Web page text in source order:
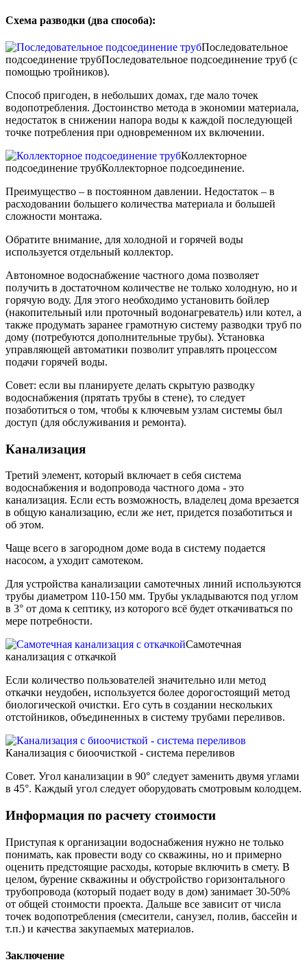
Схема разводки (два способа):
Последовательное
подсоединение трубПоследовательное подсоединение труб (с
помощью тройников).
Способ пригоден, в небольших домах, где мало точек
водопотребления. Достоинство метода в экономии материала,
недостаток в снижении напора воды к каждой последующей
точке потребления при одновременном их включении.
Коллекторное
подсоединение трубКоллекторное подсоединение.
Преимущество – в постоянном давлении. Недостаток – в
расходовании большего количества материала и большей
сложности монтажа.
Обратите внимание, для холодной и горячей воды
используется отдельный коллектор.
Автономное водоснабжение частного дома позволяет
получить в достаточном количестве не только холодную, но и
горячую воду. Для этого необходимо установить бойлер
(накопительный или проточный водонагреватель) или котел, а
также продумать заранее грамотную систему разводки труб по
дому (потребуются дополнительные трубы). Установка
управляющей автоматики позволит управлять процессом
подачи горячей воды.
Совет: если вы планируете делать скрытую разводку
водоснабжения (прятать трубы в стене), то следует
позаботиться о том, чтобы к ключевым узлам системы был
доступ (для обслуживания и ремонта).
Канализация
Третий элемент, который включает в себя система
водоснабжения и водопровода частного дома - это
канализация. Если есть возможность, владелец дома врезается
в общую канализацию, если же нет, придется позаботиться и
об этом.
Чаще всего в загородном доме вода в систему подается
насосом, а уходит самотеком.
Для устройства канализации самотечных линий используются
трубы диаметром 110-150 мм. Трубы укладываются под углом
в 3° от дома к септику, из которого всё будет откачиваться по
мере потребности.
Самотечная
канализация с откачкой
Если количество пользователей значительно или метод
откачки неудобен, используется более дорогостоящий метод
биологической очистки. Его суть в создании нескольких
отстойников, объединенных в систему трубами переливов.
Канализация с биоочисткой - система переливов
Совет. Угол канализации в 90° следует заменить двумя углами
в 45°. Каждый угол следует оборудовать смотровым колодцем.
Информация по расчету стоимости
Приступая к организации водоснабжения нужно не только
понимать, как провести воду со скважины, но и примерно
оценить предстоящие расходы, которые включить в смету. В
целом, бурение скважины и обустройство горизонтального
трубопровода (который подает воду в дом) занимает 30-50%
от общей стоимости проекта. Дальше все зависит от числа
точек водопотребления (смесители, санузел, полив, бассейн и
т.п.) и качества закупаемых материалов.
Заключение